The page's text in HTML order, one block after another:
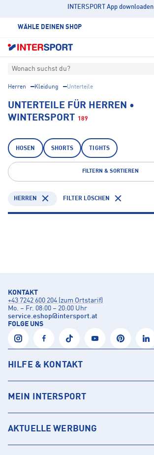
INTERSPORT App downloaden
WÄHLE DEINEN SHOP
Wonach suchst du?
Herren Kleidung Unterteile
UNTERTEILE FÜR HERREN •
WINTERSPORT
189
HOSEN SHORTS TIGHTS
FILTERN & SORTIEREN
HERREN FILTER LÖSCHEN
KONTAKT
+43 7242 600 204 (zum Ortstarif)
Mo. – Fr. 08:00 – 20:00 Uhr
service.eshop@intersport.at
FOLGE UNS
HILFE & KONTAKT
MEIN INTERSPORT
AKTUELLE WERBUNG